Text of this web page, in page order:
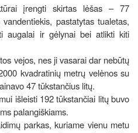
įrengti skirtas lėšas – 77
pastatytas tualetas,
augalai ir gėlynai bei atlikti kiti
vejos, nes ji vasarai dar nebūtų
kvadratinių metrų velėnos su
47 tūkstančius litų.
išleisti 192 tūkstančiai litų buvo
palangiškiams.
parkas, kuriame vienu metu